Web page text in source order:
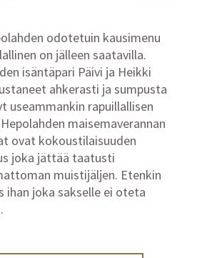
odotetuin kausimenu
on jälleen saatavilla.
isäntäpari Päivi ja Heikki
ahkerasti ja sumpusta
useammankin rapuillallisen
maisemaverannan
ovat kokoustilaisuuden
joka jättää taatusti
muistijäljen. Etenkin
ihan joka sakselle ei oteta